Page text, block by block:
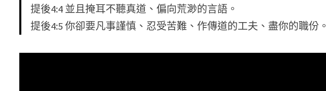
提後4:4 並且掩耳不聽真道、偏向荒渺的言語。
提後4:5 你卻要凡事謹慎、忍受苦難、作傳道的工夫、盡你的職份。